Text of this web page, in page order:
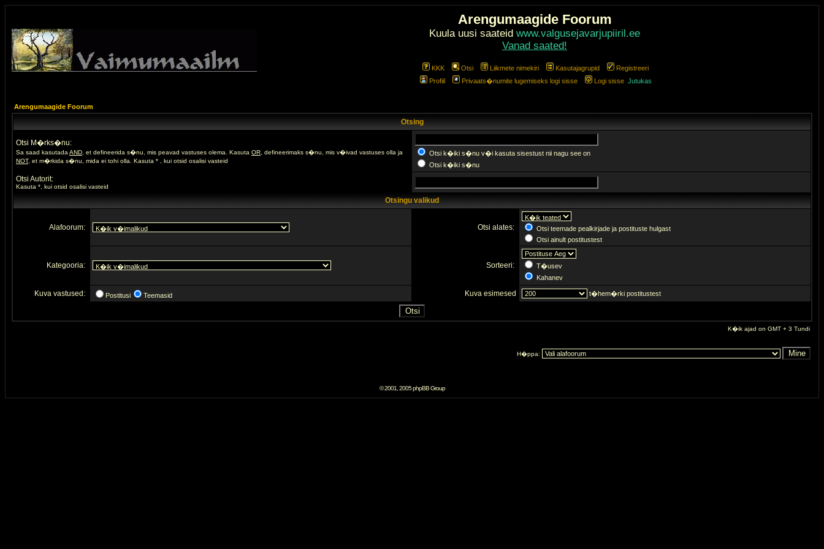
Arengumaagide Foorum
Kuula uusi saateid www.valgusejavarjupiiril.ee
Vanad saated!
KKK Otsi Liikmete nimekiri Kasutajagrupid
Registreeri
Profiil
Privaats�numite lugemiseks logi sisse Logi sisse Jutukas
Arengumaagide Foorum
Otsing
Otsi M�rks�nu:
Sa saad kasutada AND , et defineerida s�nu, mis peavad vastuses olema. Kasuta OR , defineerimaks s�nu, mis v�ivad vastuses olla ja
NOT, et m�rkida s�nu, mida ei tohi olla. Kasuta * , kui otsid osalisi vasteid
Otsi k�iki s�nu v�i kasuta sisestust nii nagu see on
Otsi k�iki s�nu
Otsi Autorit:
Kasuta *, kui otsid osalisi vasteid
Otsingu valikud
Alafoorum: Otsi alates:
Otsi teemade pealkirjade ja postituste hulgast
Otsi ainult postitustest
Kategooria: Sorteeri:
T�usev
Kahanev
Kuva vastused: Postitusi Teemasid Kuva esimesed t�hem�rki postitustest
K�ik ajad on GMT + 3 Tundi
H�ppa:
© 2001, 2005 phpBB Group